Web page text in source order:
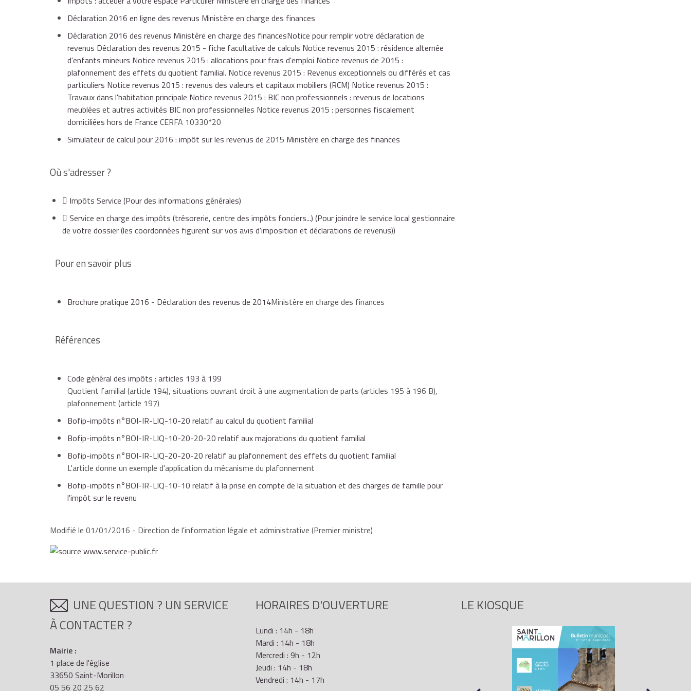
d'invalidité. Il peut s'agir de votre enfant ou de toute autre personne, dans certaines conditions.
Déclaration 2016 en ligne des revenus Ministère en charge des finances
Déclaration 2016 des revenus Ministère en charge des financesNotice pour remplir votre déclaration de
revenus Déclaration des revenus 2015 - fiche facultative de calculs Notice revenus 2015 : résidence alternée
d'enfants mineurs Notice revenus 2015 : allocations pour frais d'emploi Notice revenus de 2015 :
plafonnement des effets du quotient familial. Notice revenus 2015 : Revenus exceptionnels ou différés et cas
particuliers Notice revenus 2015 : revenus des valeurs et capitaux mobiliers (RCM) Notice revenus 2015 :
Travaux dans l'habitation principale Notice revenus 2015 : BIC non professionnels : revenus de locations
meublées et autres activités BIC non professionnelles Notice revenus 2015 : personnes fiscalement
domiciliées hors de France CERFA 10330*20
Simulateur de calcul pour 2016 : impôt sur les revenus de 2015 Ministère en charge des finances
Où s'adresser ?
Impôts Service (Pour des informations générales)
Service en charge des impôts (trésorerie, centre des impôts fonciers...) (Pour joindre le service local gestionnaire
de votre dossier (les coordonnées figurent sur vos avis d'imposition et déclarations de revenus))
Pour en savoir plus
Brochure pratique 2016 - Déclaration des revenus de 2014Ministère en charge des finances
Références
Code général des impôts : articles 193 à 199
Quotient familial (article 194), situations ouvrant droit à une augmentation de parts (articles 195 à 196 B),
plafonnement (article 197)
Bofip-impôts n°BOI-IR-LIQ-10-20 relatif au calcul du quotient familial
Bofip-impôts n°BOI-IR-LIQ-10-20-20-20 relatif aux majorations du quotient familial
Bofip-impôts n°BOI-IR-LIQ-20-20-20 relatif au plafonnement des effets du quotient familial
L'article donne un exemple d'application du mécanisme du plafonnement
Bofip-impôts n°BOI-IR-LIQ-10-10 relatif à la prise en compte de la situation et des charges de famille pour
l'impôt sur le revenu
Modifié le 01/01/2016 - Direction de l'information légale et administrative (Premier ministre)
UNE QUESTION ? UN SERVICE
À CONTACTER ?
Mairie :
1 place de l'église
33650 Saint-Morillon
05 56 20 25 62
HORAIRES D'OUVERTURE
Lundi : 14h - 18h
Mardi : 14h - 18h
Mercredi : 9h - 12h
Jeudi : 14h - 18h
Vendredi : 14h - 17h
LE KIOSQUE